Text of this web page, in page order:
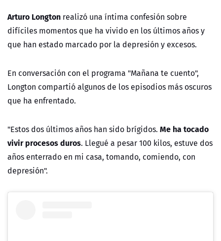
Arturo Longton realizó una íntima confesión sobre
difíciles momentos que ha vivido en los últimos años y
que han estado marcado por la depresión y excesos.
En conversación con el programa "Mañana te cuento",
Longton compartió algunos de los episodios más oscuros
que ha enfrentado.
"Estos dos últimos años han sido brígidos. Me ha tocado
vivir procesos duros. Llegué a pesar 100 kilos, estuve dos
años enterrado en mi casa, tomando, comiendo, con
depresión".